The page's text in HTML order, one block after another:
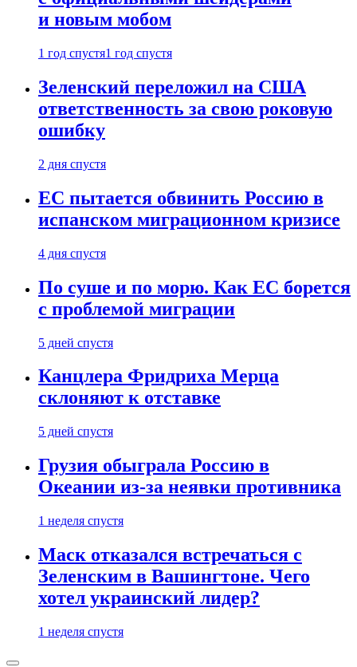
и новым мобом
1 год спустя1 год спустя
Зеленский переложил на США
ответственность за свою роковую
ошибку
2 дня спустя
ЕС пытается обвинить Россию в
испанском миграционном кризисе
4 дня спустя
По суше и по морю. Как ЕС борется
с проблемой миграции
5 дней спустя
Канцлера Фридриха Мерца
склоняют к отставке
5 дней спустя
Грузия обыграла Россию в
Океании из-за неявки противника
1 неделя спустя
Маск отказался встречаться с
Зеленским в Вашингтоне. Чего
хотел украинский лидер?
1 неделя спустя